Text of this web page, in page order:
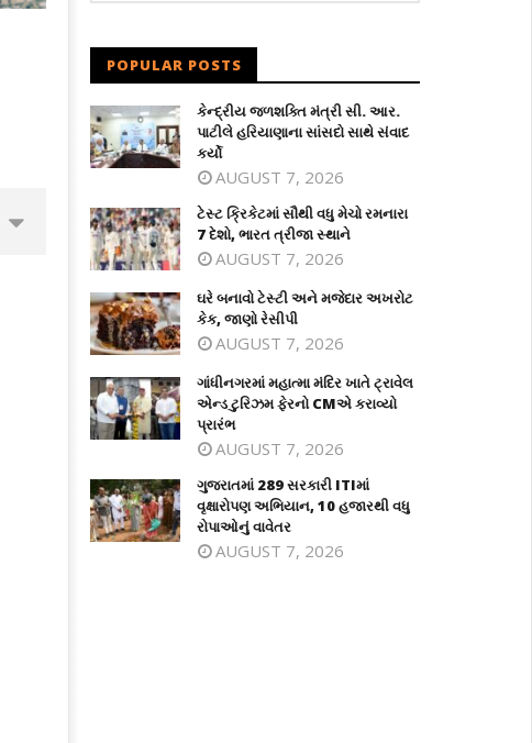
ઘરે બનાવો ટેસ્ટી અને મજેદાર અખરોટ કેક,
જાણો રેસીપી
December
ગાંધીનગરમાં મહાત્મા મંદિર ખાતે ટ્રાવેલ
એન્ડ ટુરિઝમ ફેરનો CMએ કરાવ્યો
7, 2024
POPULAR POSTS
કેન્દ્રીય જળશક્તિ મંત્રી સી. આર.
પાટીલે હરિયાણાના સાંસદો સાથે સંવાદ
કર્યો
AUGUST 7, 2026
ટેસ્ટ ક્રિકેટમાં સૌથી વધુ મેચો રમનારા
7 દેશો, ભારત ત્રીજા સ્થાને
AUGUST 7, 2026
ઘરે બનાવો ટેસ્ટી અને મજેદાર અખરોટ
કેક, જાણો રેસીપી
AUGUST 7, 2026
ગાંધીનગરમાં મહાત્મા મંદિર ખાતે ટ્રાવેલ
એન્ડ ટુરિઝમ ફેરનો CMએ કરાવ્યો
પ્રારંભ
AUGUST 7, 2026
ગુજરાતમાં 289 સરકારી ITIમાં
વૃક્ષારોપણ અભિયાન, 10 હજારથી વધુ
રોપાઓનું વાવેતર
AUGUST 7, 2026